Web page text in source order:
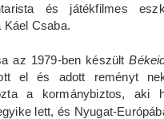
és játékfilmes
Káel Csaba.
az 1979-ben készült
el és adott reményt
a kormánybiztos, aki
lett, és Nyugat-